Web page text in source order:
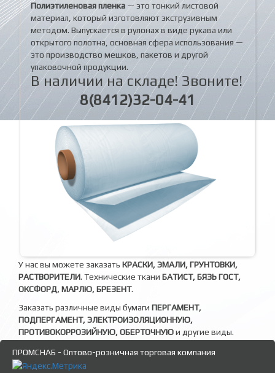
Полиэтиленовая пленка — это тонкий листовой
материал, который изготовляют экструзивным
методом. Выпускается в рулонах в виде рукава или
открытого полотна, основная сфера использования —
это производство мешков, пакетов и другой
упаковочной продукции.
В наличии на складе! Звоните!
8(8412)32-04-41
У нас вы можете заказать КРАСКИ, ЭМАЛИ, ГРУНТОВКИ,
РАСТВОРИТЕЛИ. Технические ткани БАТИСТ, БЯЗЬ ГОСТ,
ОКСФОРД, МАРЛЮ, БРЕЗЕНТ.
Заказать различные виды бумаги ПЕРГАМЕНТ,
ПОДПЕРГАМЕНТ, ЭЛЕКТРОИЗОЛЯЦИОННУЮ,
ПРОТИВОКОРРОЗИЙНУЮ, ОБЕРТОЧНУЮи другие виды.
ПРОМСНАБ - Оптово-розничная торговая компания